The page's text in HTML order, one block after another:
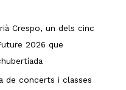
Crespo, un dels cinc
2026 que
de concerts i classes